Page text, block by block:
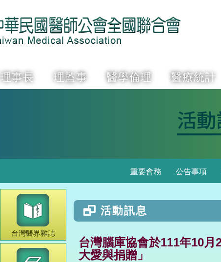
理事長 理監事 醫學倫理 醫療統計
活
重要會務 公告事項
台灣醫界雜誌
活動訊息
台灣腦庫協會於111年10
大愛與捐贈」